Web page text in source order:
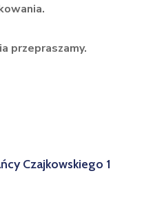
przepraszamy.
Czajkowskiego 1